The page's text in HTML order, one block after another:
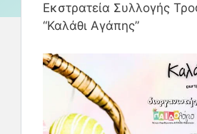
Εκστρατεία Συλλογής
“Καλάθι Αγάπης”